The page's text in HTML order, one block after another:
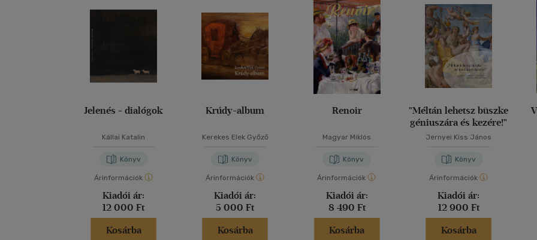
Jelenés - dialógok
Kállai Katalin
Könyv
Árinformációk
Kiadói ár:
12 000 Ft
Kosárba
Krúdy-album
Kerekes Elek Győző
Könyv
Árinformációk
Kiadói ár:
5 000 Ft
Kosárba
Renoir
Magyar Miklós
Könyv
Árinformációk
Kiadói ár:
8 490 Ft
Kosárba
"Méltán lehetsz büszke
géniuszára és kezére!"
Jernyei Kiss János
Könyv
Árinformációk
Kiadói ár:
12 900 Ft
Kosárba